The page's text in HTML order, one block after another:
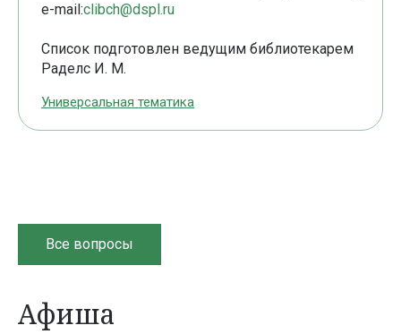
e-mail:clibch@dspl.ru
Список подготовлен ведущим библиотекарем
Раделс И. М.
Универсальная тематика
Все вопросы
Афиша